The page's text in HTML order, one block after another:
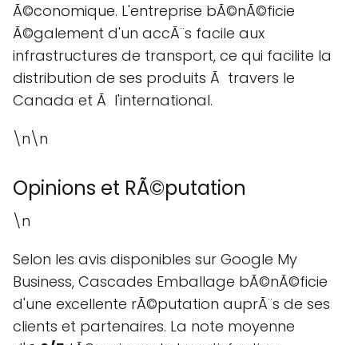
Ã©conomique. L'entreprise bÃ©nÃ©ficie
Ã©galement d'un accÃ¨s facile aux
infrastructures de transport, ce qui facilite la
distribution de ses produits Ã travers le
Canada et Ã l'international.
\n\n
Opinions et RÃ©putation
\n
Selon les avis disponibles sur Google My
Business, Cascades Emballage bÃ©nÃ©ficie
d'une excellente rÃ©putation auprÃ¨s de ses
clients et partenaires. La note moyenne